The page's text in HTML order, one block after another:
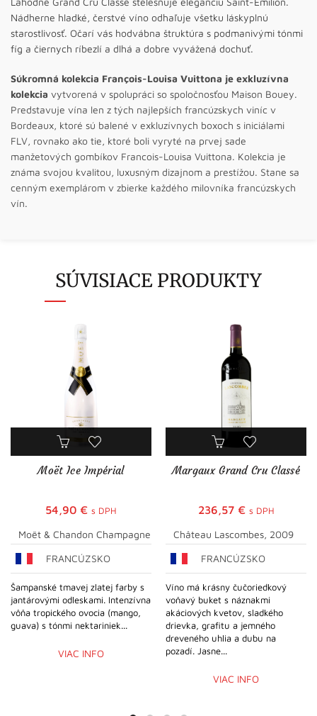
Nádherne hladké, čerstvé víno odhaľuje všetku láskyplnú
starostlivosť. Očarí vás hodvábna štruktúra s podmanivými tónmi
fíg a čiernych ríbezlí a dlhá a dobre vyvážená dochuť.
Súkromná kolekcia François-Louisa Vuittona je exkluzívna
kolekcia vytvorená v spolupráci so spoločnosťou Maison Bouey.
Predstavuje vína len z tých najlepších francúzskych viníc v
Bordeaux, ktoré sú balené v exkluzívnych boxoch s iniciálami
FLV, rovnako ako tie, ktoré boli vyryté na prvej sade
manžetových gombíkov Francois-Louisa Vuittona. Kolekcia je
známa svojou kvalitou, luxusným dizajnom a prestížou. Stane sa
cenným exemplárom v zbierke každého milovníka francúzskych
vín.
SÚVISIACE PRODUKTY
Moët Ice Impérial
54,90 € s DPH
Moët & Chandon Champagne
FRANCÚZSKO
Šampanské tmavej zlatej farby s
jantárovými odleskami. Intenzívna
vôňa tropického ovocia (mango,
guava) s tónmi nektariniek...
VIAC INFO
Margaux Grand Cru Classé
236,57 € s DPH
Château Lascombes, 2009
FRANCÚZSKO
Víno má krásny čučoriedkový
voňavý buket s náznakmi
akáciových kvetov, sladkého
drievka, grafitu a jemného
dreveného uhlia a dubu na
pozadí. Jasne...
VIAC INFO